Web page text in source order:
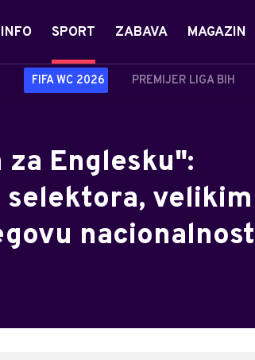
INFO SPORT
FIFA WC 2026 PREMIJER LIGA BIH
ZABAVA MAGAZIN
Englesku":
selektora, velikim
nacionalnost